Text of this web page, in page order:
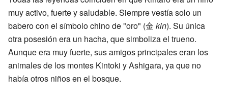
muy activo, fuerte y saludable. Siempre vestía solo un
babero con el símbolo chino de "oro" (金 kin). Su única
otra posesión era un hacha, que simboliza el trueno.
Aunque era muy fuerte, sus amigos principales eran los
animales de los montes Kintoki y Ashigara, ya que no
había otros niños en el bosque.